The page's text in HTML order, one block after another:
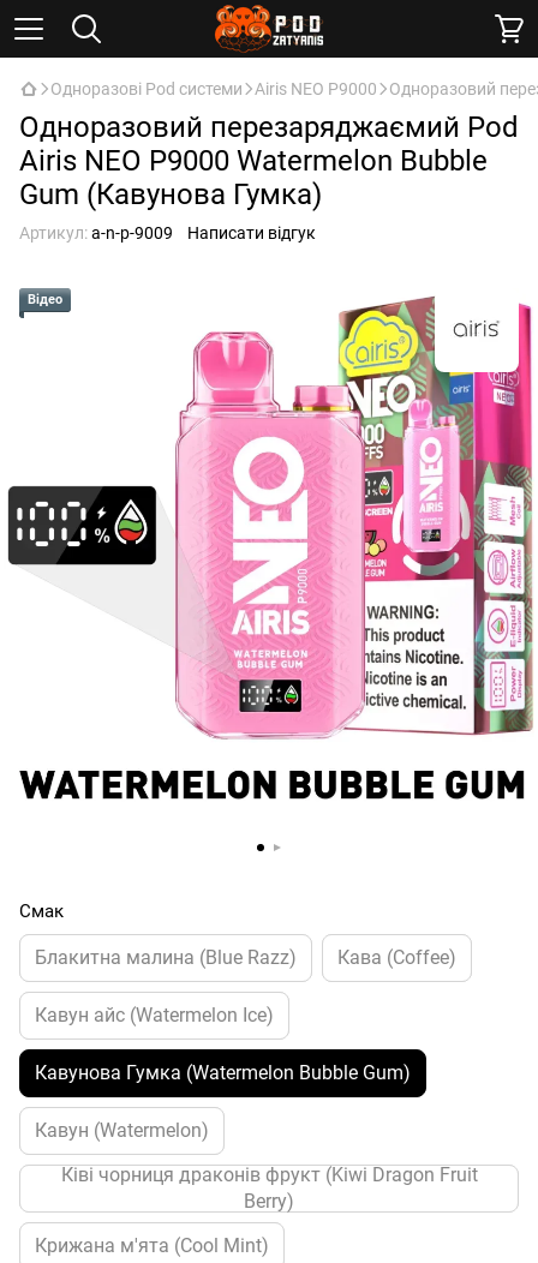
Одноразові Pod системи Airis NEO P9000 Одноразовий
Одноразовий перезаряджаємий Pod
Airis NEO P9000 Watermelon Bubble
Gum (Кавунова Гумка)
Артикул:a-n-p-9009 Написати відгук
Відео
Смак
Блакитна малина (Blue Razz) Кава (Coffee)
Кавун айс (Watermelon Ice)
Кавунова Гумка (Watermelon Bubble Gum)
Кавун (Watermelon)
Ківі чорниця драконів фрукт (Kiwi Dragon Fruit
Berry)
Крижана м'ята (Cool Mint)